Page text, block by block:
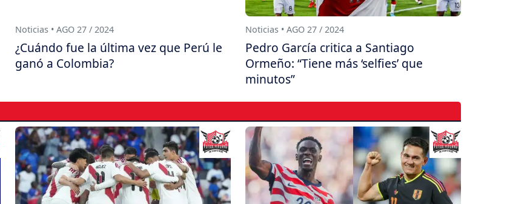
Noticias • AGO 27 / 2024
¿Cuándo fue la última vez que Perú le
ganó a Colombia?
Noticias • AGO 27 / 2024
Pedro García critica a Santiago
Ormeño: “Tiene más ‘selfies’ que
minutos”